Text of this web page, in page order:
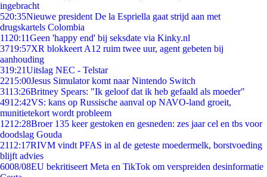
ingebracht
520:35Nieuwe president De la Espriella gaat strijd aan met
drugskartels Colombia
11 20:11Geen 'happy end' bij seksdate via Kinky.nl
3719:57XR blokkeert A12 ruim twee uur, agent gebeten bij
aanhouding
319:21Uitslag NEC - Telstar
2215:00Jesus Simulator komt naar Nintendo Switch
3113:26Britney Spears: "Ik geloof dat ik heb gefaald als moeder"
4912:42VS: kans op Russische aanval op NAVO-land groeit,
munitietekort wordt probleem
1212:28Broer 135 keer gestoken en gesneden: zes jaar cel en tbs voor
doodslag Gouda
2112:17RIVM vindt PFAS in al de geteste moedermelk, borstvoeding
blijft advies
6008/08EU bekritiseert Meta en TikTok om verspreiden desinformatie